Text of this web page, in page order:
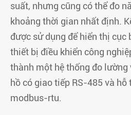
suất, nhưng cũng có thể đo
khoảng thời gian nhất định.
được sử dụng để hiển thị cục
thiết bị điều khiển công
thành một hệ thống đo lường
hồ có giao tiếp RS-485 và
modbus-rtu.